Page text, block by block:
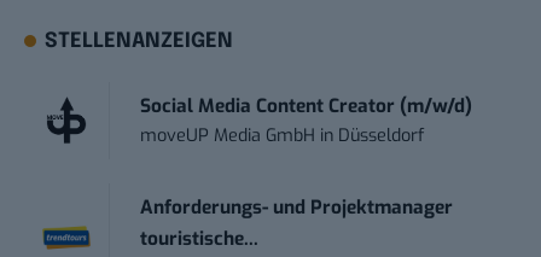
STELLENANZEIGEN
Social Media Content Creator (m/w/d)
moveUP Media GmbH in Düsseldorf
Anforderungs- und Projektmanager
touristische...